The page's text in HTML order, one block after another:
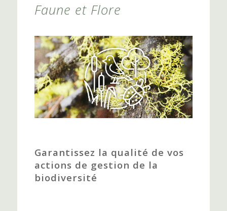
Faune et Flore
Garantissez la qualité de vos
actions de gestion de la
biodiversité